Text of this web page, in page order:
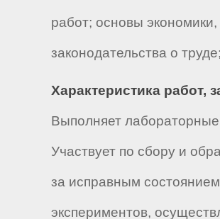
работ; основы
законодательства о
Характеристика работ,
Выполняет
Участвует по сбору и
за исправным
экспериментов,